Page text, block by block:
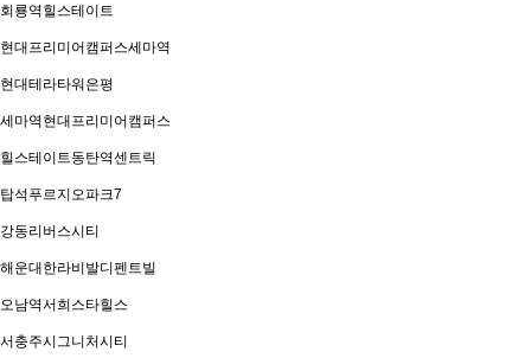
회룡역힐스테이트
현대프리미어캠퍼스세마역
현대테라타워은평
세마역현대프리미어캠퍼스
힐스테이트동탄역센트릭
탑석푸르지오파크7
강동리버스시티
해운대한라비발디펜트빌
오남역서희스타힐스
서충주시그니처시티